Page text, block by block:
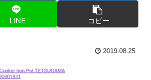
LINE コピー
2019.08.25